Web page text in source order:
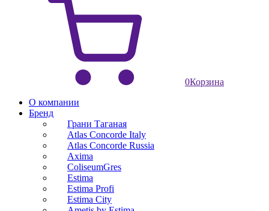
0Корзина
О компании
Бренд
Грани Таганая
Atlas Concorde Italy
Atlas Concorde Russia
Axima
ColiseumGres
Estima
Estima Profi
Estima City